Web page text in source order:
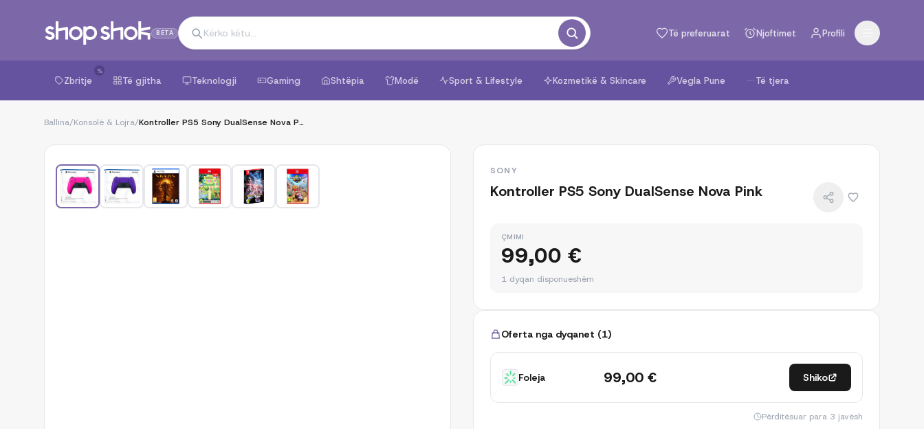
BETA Të preferuarat Njoftimet Profili
Zbritje
%
Të gjitha Teknologji Gaming Shtëpia Modë Sport & Lifestyle Kozmetikë & Skincare Vegla Pune Të tjera
Ballina/Konsolë & Lojra/ Kontroller PS5 Sony DualSense Nova Pink
SONY
Kontroller PS5 Sony DualSense Nova Pink
ÇMIMI
99,00 €
1 dyqan disponueshëm
Oferta nga dyqanet (1)
Foleja 99,00 € Shiko
Përditësuar para 3 javësh